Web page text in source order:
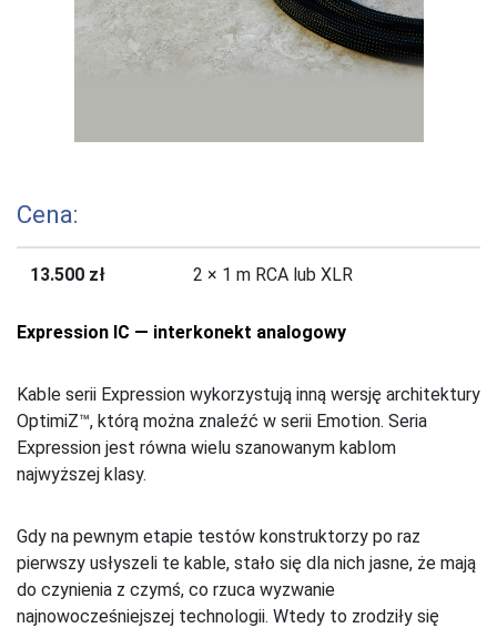
Cena:
13.500 zł 2 × 1 m RCA lub XLR
Expression IC — interkonekt analogowy
Kable serii Expression wykorzystują inną wersję architektury
OptimiZ™, którą można znaleźć w serii Emotion. Seria
Expression jest równa wielu szanowanym kablom
najwyższej klasy.
Gdy na pewnym etapie testów konstruktorzy po raz
pierwszy usłyszeli te kable, stało się dla nich jasne, że mają
do czynienia z czymś, co rzuca wyzwanie
najnowocześniejszej technologii. Wtedy to zrodziły się